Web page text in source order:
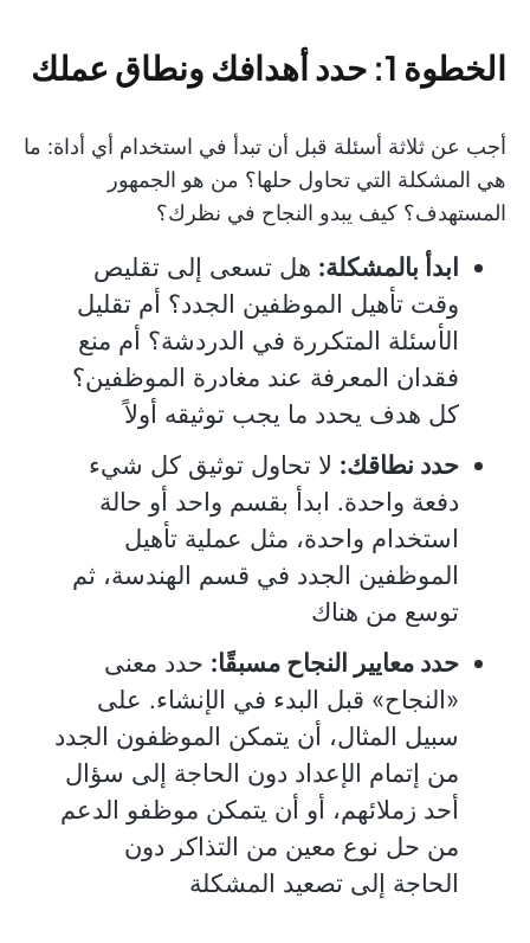
الخطوة 1: حدد أهدافك ونطاق عملك
أجب عن ثلاثة أسئلة قبل أن تبدأ في استخدام أي أداة: ما
هي المشكلة التي تحاول حلها؟ من هو الجمهور
المستهدف؟ كيف يبدو النجاح في نظرك؟
ابدأ بالمشكلة: هل تسعى إلى تقليص
وقت تأهيل الموظفين الجدد؟ أم تقليل
الأسئلة المتكررة في الدردشة؟ أم منع
فقدان المعرفة عند مغادرة الموظفين؟
كل هدف يحدد ما يجب توثيقه أولاً
حدد نطاقك: لا تحاول توثيق كل شيء
دفعة واحدة. ابدأ بقسم واحد أو حالة
استخدام واحدة، مثل عملية تأهيل
الموظفين الجدد في قسم الهندسة، ثم
توسع من هناك
حدد معايير النجاح مسبقًا: حدد معنى
«النجاح» قبل البدء في الإنشاء. على
سبيل المثال، أن يتمكن الموظفون الجدد
من إتمام الإعداد دون الحاجة إلى سؤال
أحد زملائهم، أو أن يتمكن موظفو الدعم
من حل نوع معين من التذاكر دون
الحاجة إلى تصعيد المشكلة